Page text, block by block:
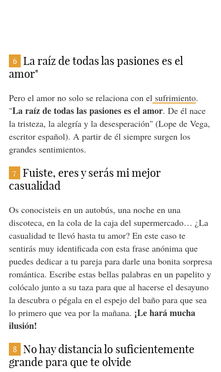
6
La raíz de todas las pasiones es el
amor"
Pero el amor no solo se relaciona con elsufrimiento.
"La raíz de todas las pasiones es el amor. De él nace
la tristeza, la alegría y la desesperación" (Lope de Vega,
escritor español). A partir de él siempre surgen los
grandes sentimientos.
7
Fuiste, eres y serás mi mejor
casualidad
Os conocisteis en un autobús, una noche en una
discoteca, en la cola de la caja del supermercado… ¿La
casualidad te llevó hasta tu amor? En este caso te
sentirás muy identificada con esta frase anónima que
puedes dedicar a tu pareja para darle una bonita sorpresa
romántica. Escribe estas bellas palabras en un papelito y
colócalo junto a su taza para que al hacerse el desayuno
la descubra o pégala en el espejo del baño para que sea
lo primero que vea por la mañana. ¡Le hará mucha
ilusión!
8
No hay distancia lo suficientemente
grande para que te olvide